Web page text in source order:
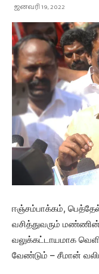
ஜனவரி 19, 2022
ஈஞ்சம்பாக்கம்,
வசித்துவரும்
வலுக்கட்டாயமாக
வேண்டும் – சீமான்